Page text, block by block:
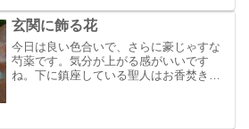
玄関に飾る花
今日は良い色合いで、さらに豪じゃすな
芍薬です。気分が上がる感がいいです
ね。下に鎮座している聖人はお香焚きで